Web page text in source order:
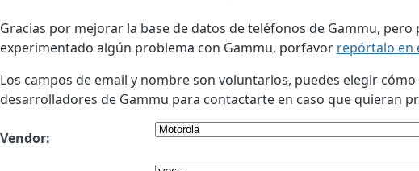
Gracias por mejorar la base de datos de teléfonos de Gammu,
experimentado algún problema con Gammu, porfavor repórtalo en
Los campos de email y nombre son voluntarios, puedes elegir
desarrolladores de Gammu para contactarte en caso que quieran
Vendor: